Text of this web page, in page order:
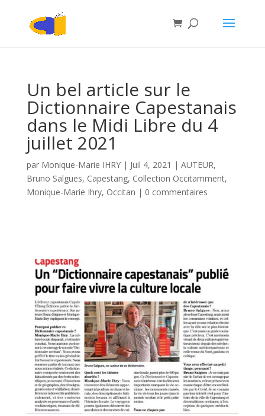
Un bel article sur le
Dictionnaire Capestanais
dans le Midi Libre du 4
juillet 2021
par Monique-Marie IHRY| Juil 4, 2021 | AUTEUR,
Bruno Salgues, Capestang, Collection Occitamment,
Monique-Marie Ihry, Occitan | 0 commentaires